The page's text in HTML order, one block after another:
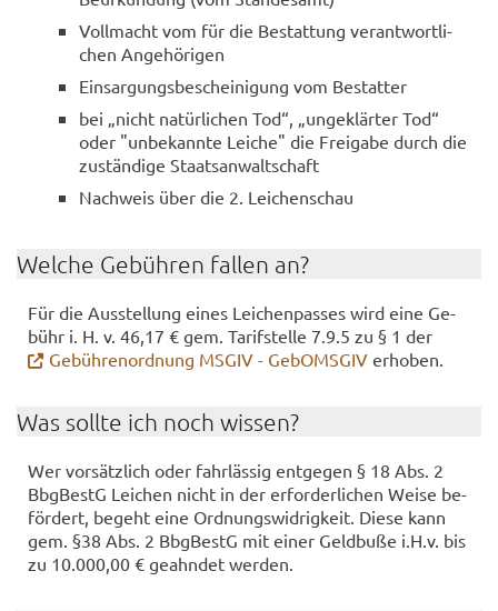
Voll­macht vom für die Be­stat­tung ver­ant­wort­li­
chen An­ge­hö­ri­gen
Ein­sar­gungs­be­schei­ni­gung vom Be­stat­ter
bei „nicht na­tür­li­chen Tod“, „un­ge­klär­ter Tod“
oder "un­be­kann­te Lei­che" die Frei­ga­be durch die
zu­stän­di­ge Staats­an­walt­schaft
Nach­weis über die 2. Lei­chen­schau
Wel­che Ge­büh­ren fal­len an?
Für die Aus­stel­lung eines Lei­chen­pas­ses wird eine Ge­
bühr i. H. v. 46,17 € gem. Ta­rif­stel­le 7.9.5 zu § 1 der
Ge­büh­ren­ord­nung MSGIV - Ge­bOMS­GIV er­ho­ben.
Was soll­te ich noch wis­sen?
Wer vor­sätz­lich oder fahr­läs­sig ent­ge­gen § 18 Abs. 2
Bbg­BestG Lei­chen nicht in der er­for­der­li­chen Weise be­
för­dert, be­geht eine Ord­nungs­wid­rig­keit. Diese kann
gem. §38 Abs. 2 Bbg­BestG mit einer Geld­bu­ße i.H.v. bis
zu 10.000,00 € ge­ahn­det wer­den.